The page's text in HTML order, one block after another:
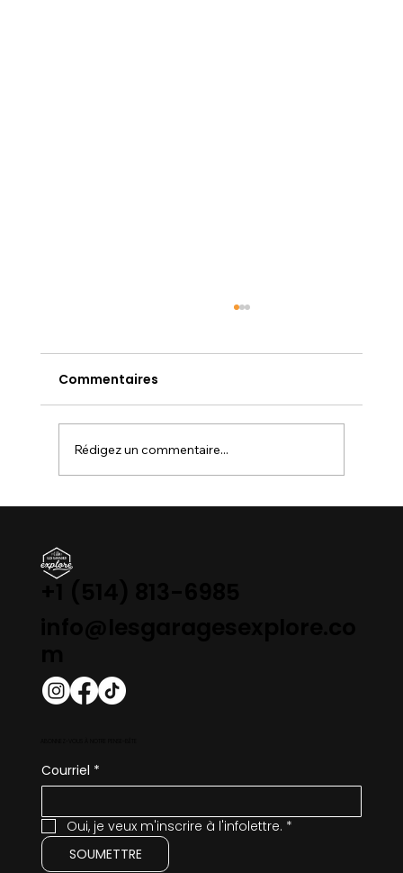
Commentaires
Rédigez un commentaire...
Courriel *
Oui, je veux m'inscrire à l'infolettre. *
SOUMETTRE